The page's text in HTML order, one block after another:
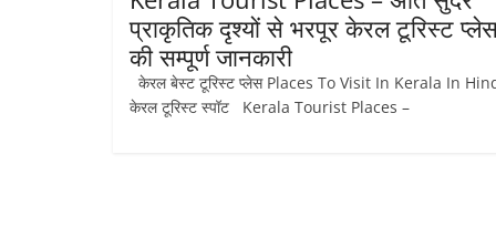
प्राकृतिक दृश्यों से भरपूर केरल टूरिस्ट
की सम्पूर्ण जानकारी
केरल बेस्ट टूरिस्ट प्लेस Places To Visit In Kerala In
केरल टूरिस्ट स्पॉट Kerala Tourist Places –